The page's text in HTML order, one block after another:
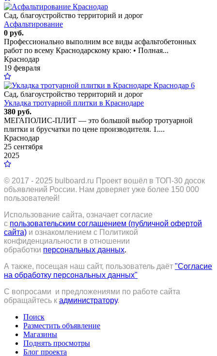
Сад, благоустройство территорий и дорог
Асфальтирование
0 руб.
Профессионально выполним все виды асфальтобетонных
работ по всему Краснодарскому краю: • Полная...
Краснодар
19 февраля
6
Сад, благоустройство территорий и дорог
Укладка тротуарной плитки в Краснодаре
380 руб.
МЕГАПОЛИС-ПЛИТ — это большой выбор тротуарной
плитки и брусчатки по цене производителя. 1....
Краснодар
25 сентября
2025
© 2017 - 2025 bulboard.ru Проект вошёл в ТОП-30 досок
объявлений России. Нам доверяет уже более 150 000
пользователей!
Использование сайта, означает согласие
с пользовательским соглашением (публичной офертой
сайта) и ознакомлением с Политикой
конфиденциальности в отношении
обработки персональных данных.
А также, посещая наш сайт, пользователь даёт "Согласие
на обработку персональных данных"
С вопросами и предложениями по работе сайта
обращайтесь к администратору.
Поиск
Разместить объявление
Магазины
Поднять просмотры
Блог проекта